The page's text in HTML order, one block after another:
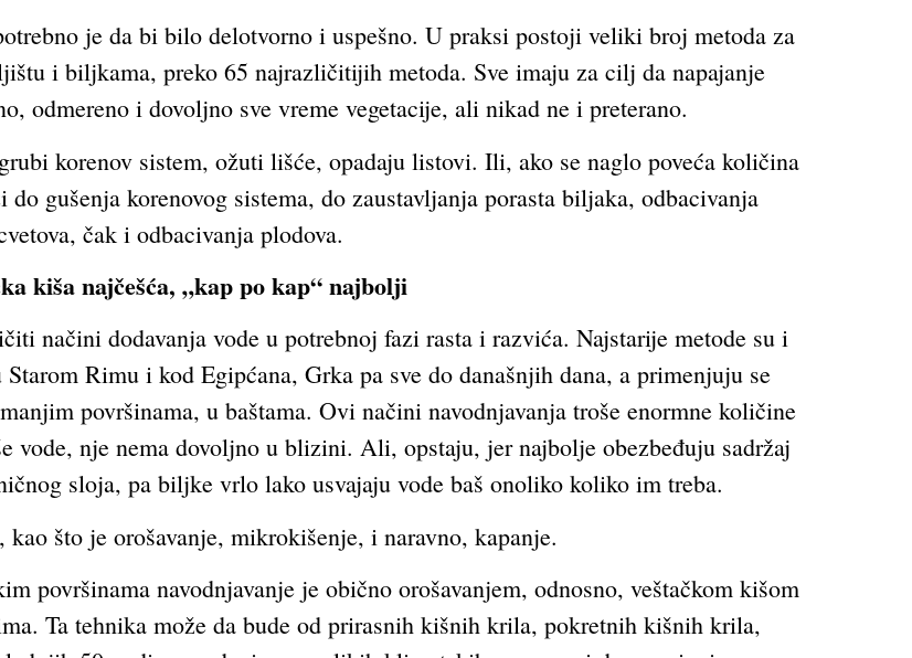
je da bi bilo delotvorno i uspešno. U praksi postoji veliki broj metoda za
i biljkama, preko 65 najrazličitijih metoda. Sve imaju za cilj da napajanje
odmereno i dovoljno sve vreme vegetacije, ali nikad ne i preterano.
korenov sistem, ožuti lišće, opadaju listovi. Ili, ako se naglo poveća količina
gušenja korenovog sistema, do zaustavljanja porasta biljaka, odbacivanja
čak i odbacivanja plodova.
kiša najčešća, „kap po kap“ najbolji
načini dodavanja vode u potrebnoj fazi rasta i razvića. Najstarije metode su i
Rimu i kod Egipćana, Grka pa sve do današnjih dana, a primenjuju se
površinama, u baštama. Ovi načini navodnjavanja troše enormne količine
vode, nje nema dovoljno u blizini. Ali, opstaju, jer najbolje obezbeđuju sadržaj
sloja, pa biljke vrlo lako usvajaju vode baš onoliko koliko im treba.
što je orošavanje, mikrokišenje, i naravno, kapanje.
površinama navodnjavanje je obično orošavanjem, odnosno, veštačkom kišom
Ta tehnika može da bude od prirasnih kišnih krila, pokretnih kišnih krila,